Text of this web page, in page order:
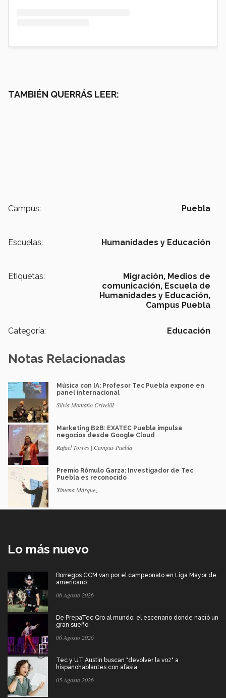
TAMBIÉN QUERRÁS LEER:
Campus: Puebla
Escuelas: Humanidades y Educación
Etiquetas: Migración, Medios de
comunicación, Escuela de
Humanidades y Educación,
Campus Puebla
Categoría: Educación
Notas Relacionadas
Música con IA: Profesor Tec Puebla expone en
panel internacional
Silvia Montaño CrivelliI
Marketing B2B: EXATEC Puebla impulsa
negocios desde Google Cloud
Rafael Torres | Campus Puebla
Premio Rómulo Garza: Investigador de Tec
Puebla es reconocido
Ximena Márquez
Lo más nuevo
Borregos CCM van por el campeonato en Liga Mayor de
americano
06 Agosto 2026
De PrepaTec Qro al mundo: el escenario donde nació un
gran sueño
06 Agosto 2026
Tec y UT Austin buscan "devolver la voz" a
hispanohablantes con afasia
05 Agosto 2026